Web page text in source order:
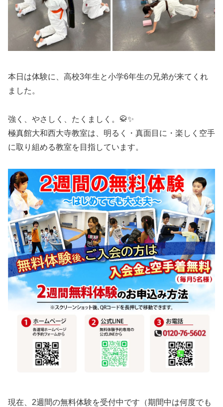
本日は体験に、高校3年生と小学6年生の兄弟が来てくれ
ました。
強く、やさしく、たくましく。🥋✨
極真館大和西大寺教室は、明るく・真面目に・楽しく空手
に取り組める教室を目指しています。
現在、2週間の無料体験を受付中です（期間中は何度でも